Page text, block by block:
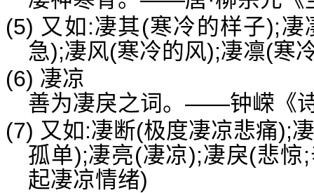
(5) 又如:凄其(寒冷的样子);
急);凄风(寒冷的风);凄凛(寒
(6) 凄凉
善为凄戾之词。——钟嵘《
(7) 又如:凄断(极度凄凉悲痛);
孤单);凄亮(凄凉);凄戾(悲惊
起凄凉情绪)